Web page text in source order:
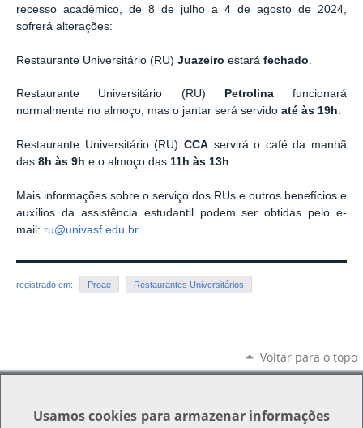
recesso acadêmico, de 8 de julho a 4 de agosto de 2024,
sofrerá alterações:
Restaurante Universitário (RU) Juazeiro estará fechado
Restaurante Universitário (RU) Petrolinafuncionará
normalmente no almoço, mas o jantar será servido até às 19h.
Restaurante Universitário (RU) CCAservirá o café da manhã
das 8h às 9h e o almoço das 11h às 13h
Mais informações sobre o serviço dos RUs e outros benefícios e
auxílios da assistência estudantil podem ser obtidas pelo e-
mail: ru@univasf.edu.br.
registrado em: Proae Restaurantes Universitários
Voltar para o topo
Usamoscookies para armazenar informações